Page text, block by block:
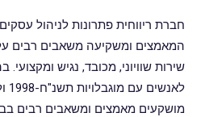
חברת ריווחית פתרונות לניהול
המאמצים ומשקיעה משאבים רבים
שירות שוויוני, מכובד, נגיש ומקצועי.
מושקעים מאמצים ומשאבים רבים